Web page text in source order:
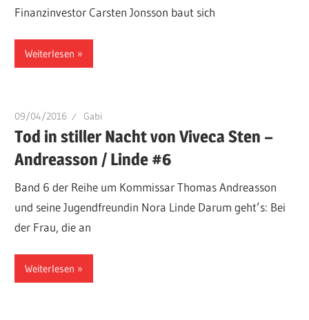
Finanzinvestor Carsten Jonsson baut sich
Weiterlesen
09/04/2016 Gabi
Tod in stiller Nacht von Viveca Sten –
Andreasson / Linde #6
Band 6 der Reihe um Kommissar Thomas Andreasson
und seine Jugendfreundin Nora Linde Darum geht’s: Bei
der Frau, die an
Weiterlesen